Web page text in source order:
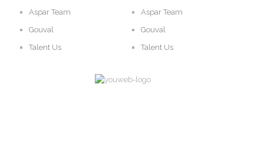
Aspar Team
Gouval
Talent Us
Aspar Team
Gouval
Talent Us